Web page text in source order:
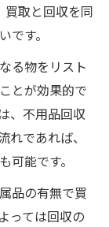
取と回収を同
す。
る物をリスト
とが効果的で
、不用品回収
であれば、
可能です。
品の有無で買
っては回収の